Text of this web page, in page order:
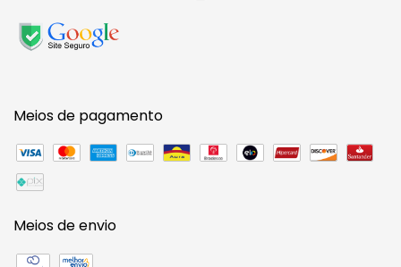
Meios de pagamento
Meios de envio